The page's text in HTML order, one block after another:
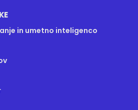
in umetno inteligenco